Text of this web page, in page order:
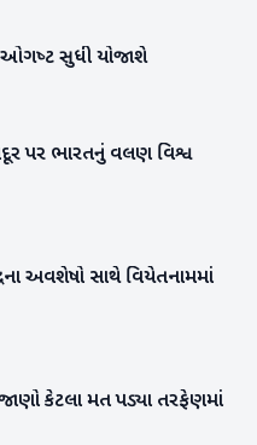
સુધી યોજાશે
પર ભારતનું વલણ વિશ્વ
અવશેષો સાથે વિયેતનામમાં
કેટલા મત પડ્યા તરફેણમાં